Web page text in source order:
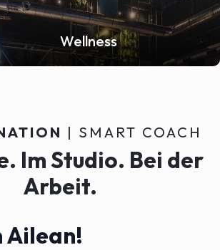
Wellness
| SMART COACH
Im Studio. Bei der
Arbeit.
Ailean!